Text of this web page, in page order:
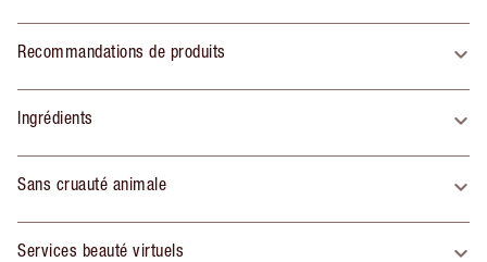
Recommandations de produits
Ingrédients
Sans cruauté animale
Services beauté virtuels